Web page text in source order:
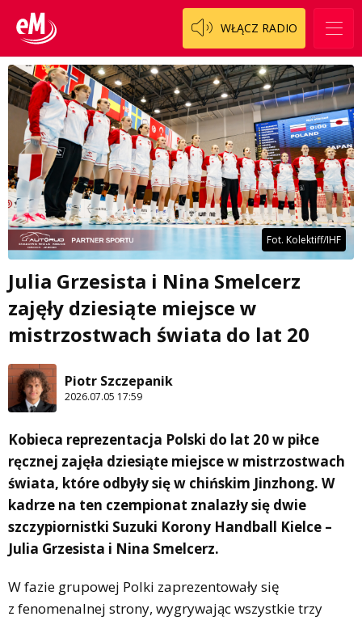
WŁĄCZ RADIO
Fot. Kolektiff/IHF
Julia Grzesista i Nina Smelcerz
zajęły dziesiąte miejsce w
mistrzostwach świata do lat 20
Piotr Szczepanik
2026.07.05 17:59
Kobieca reprezentacja Polski do lat 20 w piłce
ręcznej zajęła dziesiąte miejsce w mistrzostwach
świata, które odbyły się w chińskim Jinzhong. W
kadrze na ten czempionat znalazły się dwie
szczypiornistki Suzuki Korony Handball Kielce –
Julia Grzesista i Nina Smelcerz.
W fazie grupowej Polki zaprezentowały się
z fenomenalnej strony, wygrywając wszystkie trzy